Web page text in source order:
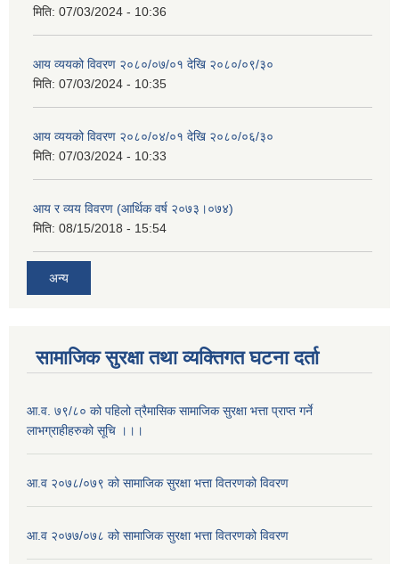
मिति: 07/03/2024 - 10:36
आय व्ययको विवरण २०८०/०७/०१ देखि २०८०/०९/३०
मिति: 07/03/2024 - 10:35
आय व्ययको विवरण २०८०/०४/०१ देखि २०८०/०६/३०
मिति: 07/03/2024 - 10:33
आय र व्यय विवरण (आर्थिक वर्ष २०७३।०७४)
मिति: 08/15/2018 - 15:54
अन्य
सामाजिक सुरक्षा तथा व्यक्तिगत घटना दर्ता
आ.व. ७९/८० को पहिलो त्रैमासिक सामाजिक सुरक्षा भत्ता प्राप्त गर्ने
लाभग्राहीहरुको सूचि ।।।
आ.व २०७८/०७९ को सामाजिक सुरक्षा भत्ता वितरणको विवरण
आ.व २०७७/०७८ को सामाजिक सुरक्षा भत्ता वितरणको विवरण